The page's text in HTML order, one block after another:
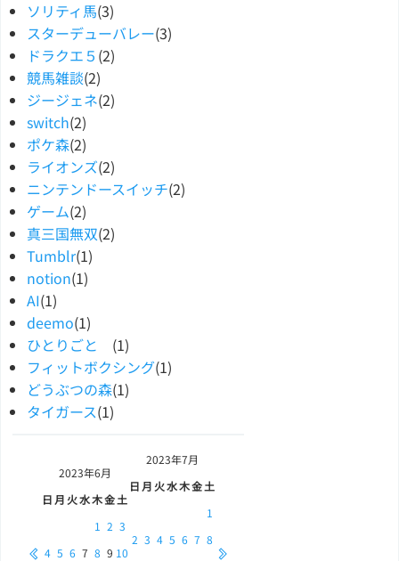
ソリティ馬(3)
スターデューバレー(3)
ドラクエ５ (2)
競馬雑談(2)
ジージェネ(2)
switch(2)
ポケ森(2)
ライオンズ(2)
ニンテンドースイッチ(2)
ゲーム(2)
真三国無双(2)
Tumblr(1)
notion(1)
AI(1)
deemo(1)
ひとりごと (1)
フィットボクシング(1)
どうぶつの森(1)
タイガース(1)
2023年6月
日 月 火水木金土
1 2 3
4 5 6 7 8 9 10
2023年7月
日 月 火水木金土
1
2 3 4 5 6 7 8